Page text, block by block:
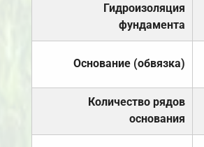
Гидроизоляция
фундамента
Основание (обвязка)
Количество рядов
основания